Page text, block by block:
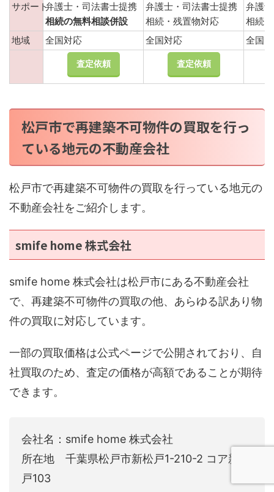
サポート弁護士・司法書士提携
相続の無料相談併設
弁護士・司法書士提携
相続・残置物対応
弁護
相続
地域
全国対応 全国対応 全国
査定依頼 査定依頼
松戸市で再建築不可物件の買取を行っ
ている地元の不動産会社
松戸市で再建築不可物件の買取を行っている地元の
不動産会社をご紹介します。
smife home 株式会社
smife home 株式会社は松戸市にある不動産会社
で、再建築不可物件の買取の他、あらゆる訳あり物
件の買取に対応しています。
一部の買取価格は公式ページで公開されており、自
社買取のため、査定の価格が高額であることが期待
できます。
会社名：smife home 株式会社
所在地 千葉県松戸市新松戸1-210-2 コア新松
戸103